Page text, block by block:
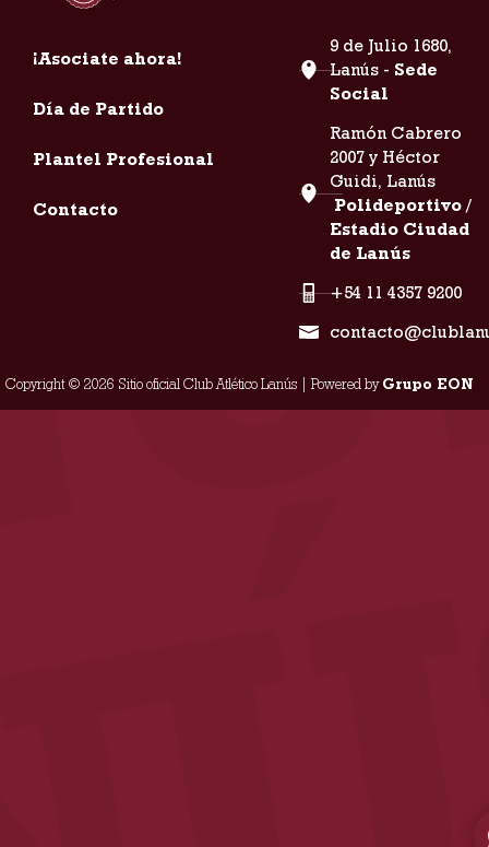
¡Asociate ahora!
Día de Partido
Plantel Profesional
Contacto
9 de Julio 1680,
Lanús - Sede
Social
Ramón Cabrero
2007 y Héctor
Guidi, Lanús
Polideportivo /
Estadio Ciudad
de Lanús
+54 11 4357 9200
Copyright © 2026 Sitio oficial Club Atlético Lanús | Powered byGrupo EON